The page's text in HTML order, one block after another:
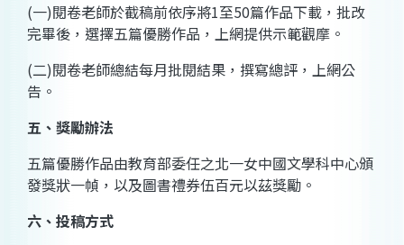
(一)閱卷老師於截稿前依序將1至50篇作品下載，批改
完畢後，選擇五篇優勝作品，上網提供示範觀摩。
(二)閱卷老師總結每月批閱結果，撰寫總評，上網公
告。
五、獎勵辦法
五篇優勝作品由教育部委任之北一女中國文學科中心頒
發獎狀一幀，以及圖書禮券伍百元以茲獎勵。
六、投稿方式